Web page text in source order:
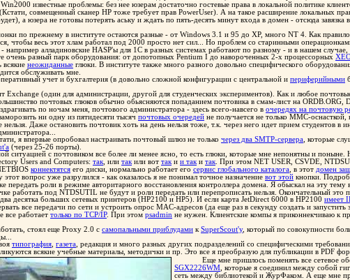
известные проблемы: без нее юзерам достаточно гостевые права в локальной политике
(Кстати, совмещенный сканер HP тоже требует прав PowerUser). А на такое расширение локальных
а юзера не готовы потерять аську и ждать по пять-десять минут входа в домен - отсюда
по прежнему в институте остаются разные - от Windows 3.1 и 95 до XP, много NT 4. Как
чтобы весь этот хлам работал под 2000 просто нет сил... Но проблем со старинными
- например алладиновские HASP'ы для 1С в разных системах работают по разному - и в нашем случае,
очень разный парк оборудования: от допотопных Pentium I до навороченных 2-х процессорных
всякие неожиданные глюки. В институте также много разного довольно специфического
обслуживать мне.
учет и бухгалтерия (в довольно сложной конфигурации с центральной и периферийными
Exchange (один для администрации, другой для студенческих экспериментов). Как и любое
почтовых глюков обычно обьясняются попаданием почтовика в смам-лист на ORDB.ORG,
по ночам меня, почтового администратора - здесь всего-навсего в очередях на почтовую
ни одну из пятидесяти тысяч почтовых очередей не получается не только ММС-оснасткой,
Даже остановить почтовик хоть на день нельзя тоже, т.к. через него идет прием
я впервые опробовал настраивать почтовый шлюз не только через два SMTP-сервера , которые
(через 25-26 порты).
ситуацией с почтовиком все более ли менее ясно, то есть глюки, которые мне непонятны и
Users and Computers: так , или так или вот так и и так и так . При этом NET USER, CSVDE,
коннектятся его диски, нормально работает его сервис глобального каталога , в этот домен
вопрос уже разрулился - как оказалось я не понимал точное назначение вот этой кнопки.
передать роли в режиме авторитарного восстановления контроллера домена. Я обыскал на эту тему
работать под NTDSUTIL не будут и роли передать или перепрописать нельзя. Окончательный это
десятка больших сетевых принтеров (HP2100 и HP5). И если карта JetDirect 6000 в HP2100 имеет
все передачи по сети и устроить опрос MAC-адресов (да еще раз в секунду создать и
все работает только по TCP/IP. При этом psadmin не нужен. Клиентские компы я приконнекчиваю к
стоял еще Proxy 2.0 с самопальными приблудами к SuperScout'у, который по совокупности
типография газета , редакция и много разных других подразделений со специфическими
всякие учебные материалы, методички и пр. Это все я преобразую для публикации в PDF
Еще мне пришлось поменять все сетевое
SGX2226WM , которые я соединил между собой
сеть между библиотекой и ЖурФаком. А еще мне